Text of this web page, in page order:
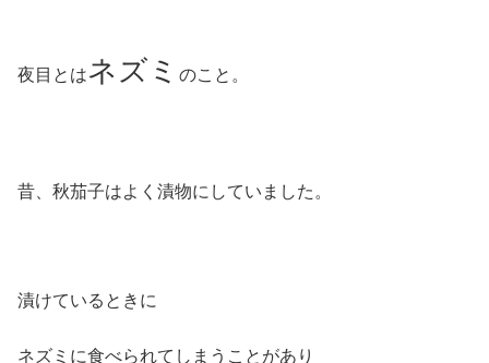
夜目とはネズミ のこと。
昔、秋茄子はよく漬物にしていました。
漬けているときに
ネズミに食べられてしまうことがあり